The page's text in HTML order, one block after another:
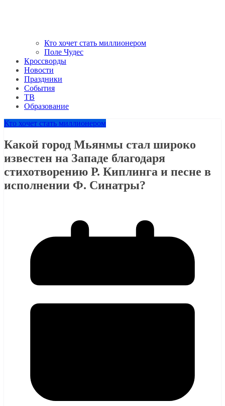
Кто хочет стать миллионером
Поле Чудес
Кроссворды
Новости
Праздники
События
ТВ
Образование
Кто хочет стать миллионером
Какой город Мьянмы стал широко
известен на Западе благодаря
стихотворению Р. Киплинга и песне в
исполнении Ф. Синатры?